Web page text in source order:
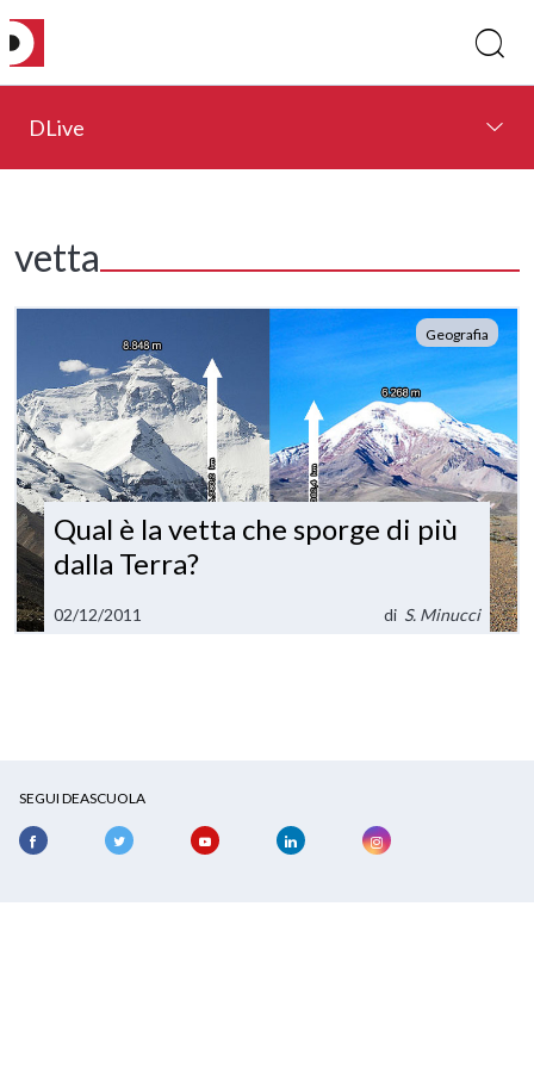
DLive
vetta
Geografia
Qual è la vetta che sporge di più
dalla Terra?
02/12/2011 di S. Minucci
SEGUI DEASCUOLA